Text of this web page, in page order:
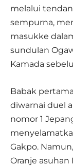
melalui
sempurna,
masukke
sundulan
Kamada
Babak
diwarnai duel
nomor 1
Gakpo.
Oranje